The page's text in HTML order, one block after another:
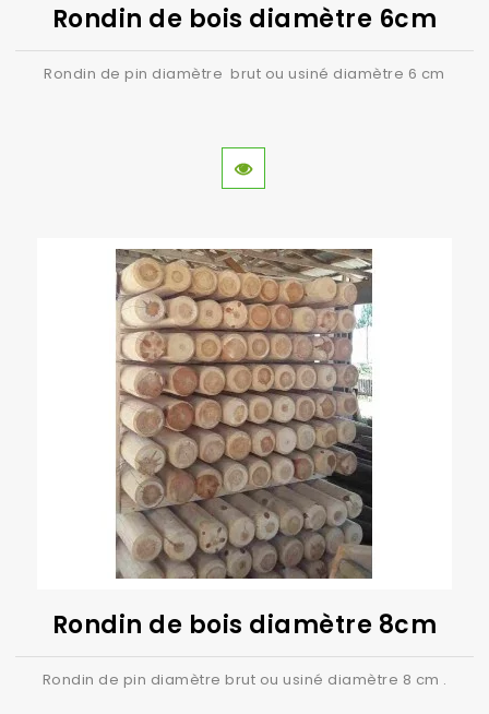
Rondin de bois diamètre 6cm
Rondin de pin diamètre brut ou usiné diamètre 6 cm
Rondin de bois diamètre 8cm
Rondin de pin diamètre brut ou usiné diamètre 8 cm .